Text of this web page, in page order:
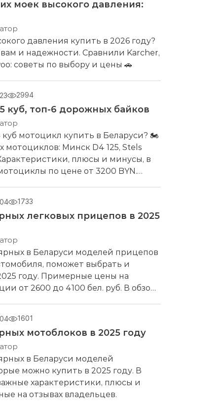
моек высокого давления:
давления купить в 2026 году?
и надежности. Сравнили Karcher,
советы по выбору и цены 🚗
2994
куб, топ-6 дорожных байков
куб мотоцикл купить в Беларуси? 🏍️
Минск D4 125, Stels
плюсы и минусы, в
по цене от 3200 BYN.
1733
легковых прицепов в 2025
в Беларуси моделей прицепов
поможет выбрать и
году. Примерные цены на
от 2600 до 4100 бел. руб. В обзоре
1601
мотоблоков в 2025 году
в Беларуси моделей
можно купить в 2025 году. В
характеристики, плюсы и
на отзывах владельцев.